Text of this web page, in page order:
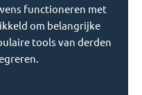
functioneren met
om belangrijke
tools van derden